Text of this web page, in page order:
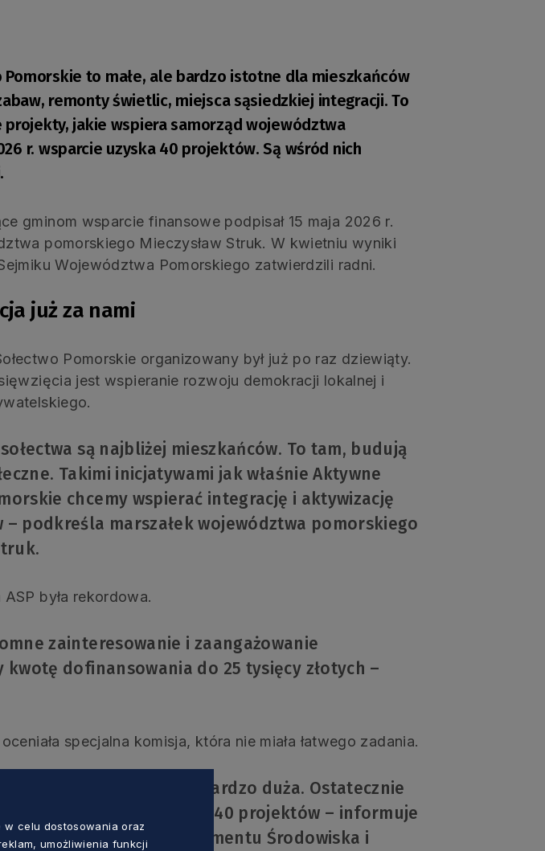
Pomorskie to małe, ale bardzo istotne dla mieszkańców
remonty świetlic, miejsca sąsiedzkiej integracji. To
projekty, jakie wspiera samorząd województwa
r. wsparcie uzyska 40 projektów. Są wśród nich
gminom wsparcie finansowe podpisał 15 maja 2026 r.
pomorskiego Mieczysław Struk. W kwietniu wyniki
Województwa Pomorskiego zatwierdzili radni.
już za nami
Pomorskie organizowany był już po raz dziewiąty.
jest wspieranie rozwoju demokracji lokalnej i
są najbliżej mieszkańców. To tam, budują
Takimi inicjatywami jak właśnie Aktywne
chcemy wspierać integrację i aktywizację
– podkreśla marszałek województwa pomorskiego
była rekordowa.
zainteresowanie i zaangażowanie
kwotę dofinansowania do 25 tysięcy złotych –
specjalna komisja, która nie miała łatwego zadania.
wnioskodawców była bardzo duża. Ostatecznie
dofinansowania zostało 40 projektów – informuje
dyrektor Departamentu Środowiska i
w celu dostosowania oraz
umożliwienia funkcji